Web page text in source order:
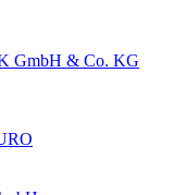
GmbH & Co. KG